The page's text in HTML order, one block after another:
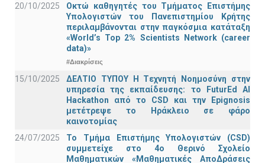
20/10/2025
Οκτώ καθηγητές του Τμήματος Επιστήμης
Υπολογιστών του Πανεπιστημίου Κρήτης
περιλαμβάνονται στην παγκόσμια κατάταξη
«World’s Top 2% Scientists Network (career
data)»
#Διακρίσεις
15/10/2025
ΔΕΛΤΙΟ ΤΥΠΟΥ H Tεχνητή Νοημοσύνη στην
υπηρεσία της εκπαίδευσης: το FuturEd AI
Hackathon από το CSD και την Epignosis
μετέτρεψε το Ηράκλειο σε φάρο
καινοτομίας
24/07/2025
Το Τμήμα Επιστήμης Υπολογιστών (CSD)
συμμετείχε στο 4ο Θερινό Σχολείο
Μαθηματικών «Μαθηματικές ΑποΔράσεις